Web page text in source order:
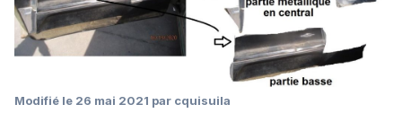
Modifié le 26 mai 2021 par cquisuila